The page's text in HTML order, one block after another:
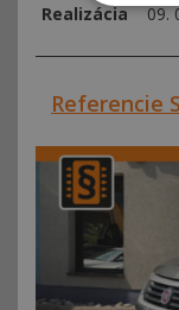
Realizácia
09.
Referencie